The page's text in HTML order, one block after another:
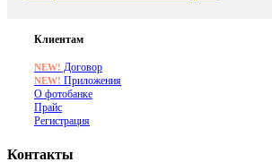
Клиентам
NEW! Договор
NEW! Приложения
О фотобанке
Прайс
Регистрация
Контакты